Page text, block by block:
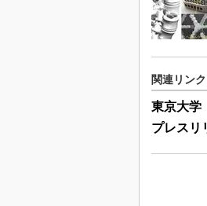
関連リンク
東京大学
プレスリ